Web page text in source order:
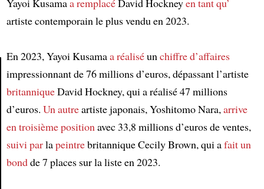
Article
artiste contemporain le plus vendu en 2023.
En 2023, Yayoi Kusamaa réaliséun chiffre d’affaires
impressionnant de 76 millions d’euros, dépassant l’artiste
britanniqueDavid Hockney, qui a réalisé 47 millions
d’euros. Un autreartiste japonais, Yoshitomo Nara, arrive
en troisième position avec 33,8 millions d’euros de ventes,
suivi parlapeintrebritannique Cecily Brown, qui afait un
bondde 7 places sur la liste en 2023.